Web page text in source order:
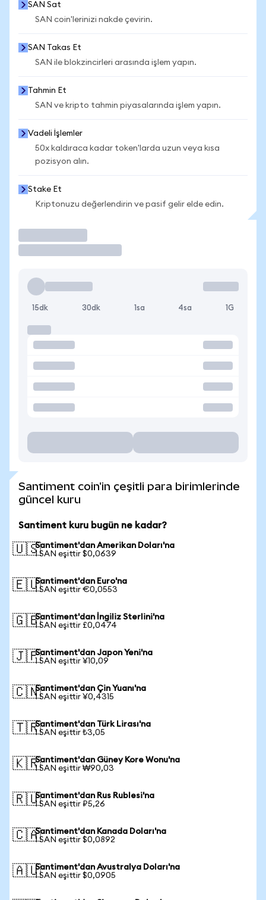
SAN Sat
SAN coin'lerinizi nakde çevirin.
SAN Takas Et
SAN ile blokzincirleri arasında işlem yapın.
Tahmin Et
SAN ve kripto tahmin piyasalarında işlem yapın.
Vadeli İşlemler
50x kaldıraca kadar token'larda uzun veya kısa
pozisyon alın.
Stake Et
Kriptonuzu değerlendirin ve pasif gelir elde edin.
15dk 30dk 1sa 4sa 1G
Santiment coin'in çeşitli para birimlerinde
güncel kuru
Santiment kuru bugün ne kadar?
🇺🇸Santiment'dan Amerikan Doları'na
1 SAN eşittir $0,0639
🇪🇺Santiment'dan Euro'na
1 SAN eşittir €0,0553
🇬🇧Santiment'dan İngiliz Sterlini'na
1 SAN eşittir £0,0474
🇯🇵Santiment'dan Japon Yeni'na
1 SAN eşittir ¥10,09
🇨🇳Santiment'dan Çin Yuanı'na
1 SAN eşittir ¥0,4315
🇹🇷Santiment'dan Türk Lirası'na
1 SAN eşittir ₺3,05
🇰🇷Santiment'dan Güney Kore Wonu'na
1 SAN eşittir ₩90,03
🇷🇺Santiment'dan Rus Rublesi'na
1 SAN eşittir ₽5,26
🇨🇦Santiment'dan Kanada Doları'na
1 SAN eşittir $0,0892
🇦🇺Santiment'dan Avustralya Doları'na
1 SAN eşittir $0,0905